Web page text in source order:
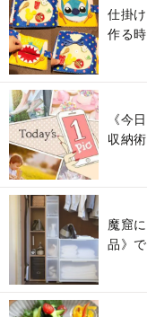
仕掛
作る
《今
収納
魔窟
品》